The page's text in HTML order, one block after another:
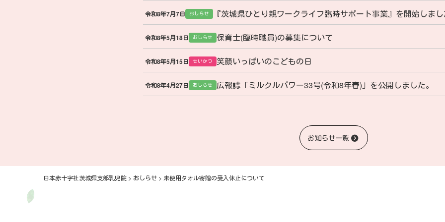
令和8年7月7日 おしらせ 『茨城県ひとり親ワークライフ臨時サポート事業』を開始しま
令和8年5月18日 おしらせ 保育士(臨時職員)の募集について
令和8年5月15日 せいかつ 笑顔いっぱいのこどもの日
令和8年4月27日 おしらせ 広報誌「ミルクルパワー33号(令和8年春)」を公開しました。
お知らせ一覧
日本赤十字社茨城県支部乳児院 > おしらせ > 未使用タオル寄贈の受入休止について